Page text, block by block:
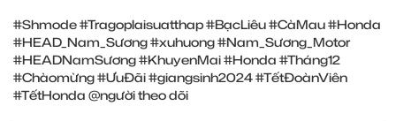
#Shmode#Tragoplaisuatthap#BạcLiêu#CàMau#Honda
#HEAD_Nam_Sương#xuhuong#Nam_Sương_Motor
#HEADNamSương#KhuyenMai#Honda #Tháng12
#Chàomừng#ƯuĐãi#giangsinh2024#TếtĐoànViên
#TếtHonda @người theo dõi